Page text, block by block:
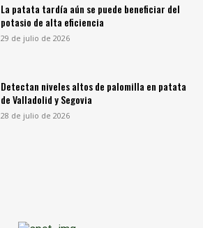
La patata tardía aún se puede beneficiar del
potasio de alta eficiencia
29 de julio de 2026
Detectan niveles altos de palomilla en patata
de Valladolid y Segovia
28 de julio de 2026